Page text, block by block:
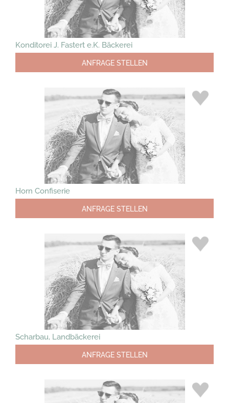
Konditorei J. Fastert e.K. Bäckerei
ANFRAGE STELLEN
Horn Confiserie
ANFRAGE STELLEN
Scharbau, Landbäckerei
ANFRAGE STELLEN